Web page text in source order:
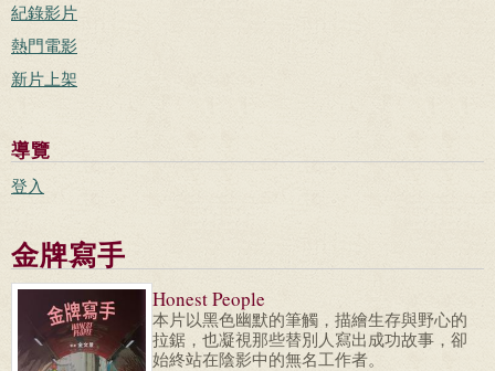
紀錄影片
熱門電影
新片上架
導覽
登入
金牌寫手
Honest People
本片以黑色幽默的筆觸，描繪生存與野心的
拉鋸，也凝視那些替別人寫出成功故事，卻
始終站在陰影中的無名工作者。